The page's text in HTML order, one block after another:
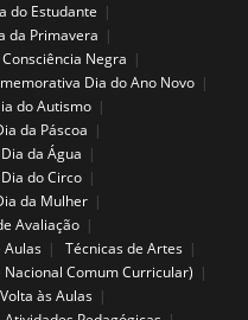
do Estudante
da Primavera
Negra
Dia do Ano Novo
do Autismo
da Páscoa
da Água
do Circo
da Mulher
Avaliação
Aulas
Técnicas de Artes
Nacional Comum Curricular)
Volta às Aulas